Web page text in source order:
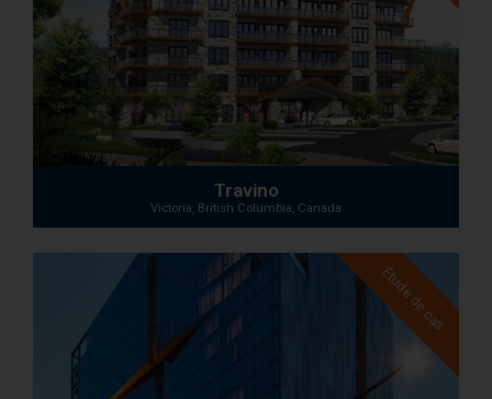
Travino
Victoria, British Columbia, Canada
Étude de cas